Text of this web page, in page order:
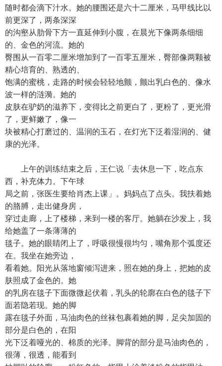
随时都会滴下汁水。她的腰围还是六十二厘米，马甲线比以
前更深了，两条深深
的沟壑从肋骨下方一直延伸到小腹，在晨光下像两条细细
的、金色的河流。她的
臀围从一百零二厘米增加到了一百零五厘米，臀部像两颗被
精心培育的、熟透的、
饱满的蜜桃，走路的时候会轻轻地颤，颤出乳白色的、像水
波一样的涟漪。她的
皮肤在驴奶的滋养下，变得比之前更白了，更粉了，更光滑
了，更鲜嫩了，像一
块被精心打磨过的、温润的玉石，在灯光下泛着湿润的、健
康的光泽。
上午的训练结束之后，王仁说「去休息一下，吃点东
西，补充体力。下午球
局之前，张医生要给肖杰上课」。妈妈点了点头。我扶着她
的胳膊，走出健身房，
穿过走廊，上了楼梯，来到一楼的客厅。她躺在沙发上，我
给她盖了一条薄薄的
毯子。她的眼睛闭上了，呼吸很慢很均匀，嘴角那个弧度还
在。我坐在她旁边，
看着她。阳光从落地窗倾泻进来，照在她的身上，把她的皮
肤照成了金色的。她
的乳房在毯子下面微微起伏着，乳头的轮廓在白色的毯子下
面若隐若现。她的脚
露在毯子外面，马油肉色的丝袜包裹着她的脚，足尖加固的
部分是白色的，在阳
光下泛着哑光的、棉质的光泽。脚背的部分是马油肉色的，
很薄，很透，能看到